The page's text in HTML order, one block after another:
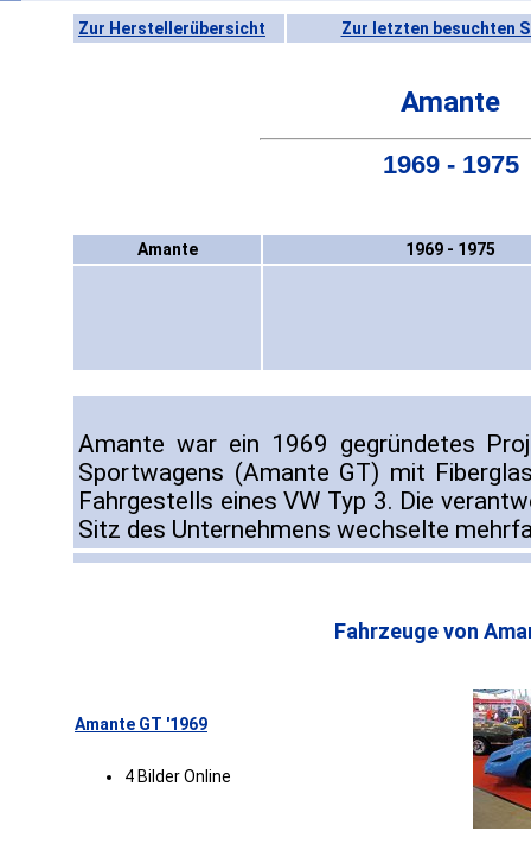
Zur Herstellerübersicht Zur letzten besuchten
Amante
1969 - 1975
Amante 1969 - 1975
Amante war ein 1969 gegründetes
Sportwagens (Amante GT) mit
Fahrgestells eines VW Typ 3. Die
Sitz des Unternehmens wechselte
Fahrzeuge von
Amante GT '1969
4 Bilder Online